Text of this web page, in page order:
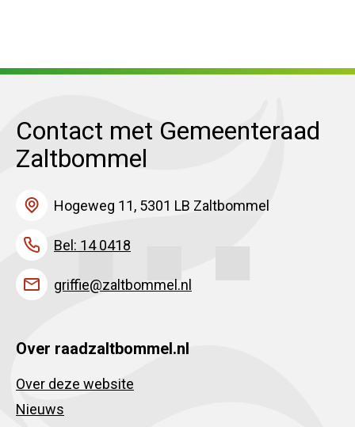
Contact met Gemeenteraad
Zaltbommel
Hogeweg 11, 5301 LB Zaltbommel
Bel: 14 0418
griffie@zaltbommel.nl
Over raadzaltbommel.nl
Over deze website
Nieuws